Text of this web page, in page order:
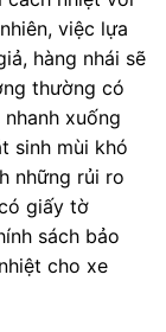
việc lựa
hàng nhái sẽ
thường có
xuống
sinh mùi khó
những rủi ro
giấy tờ
sách bảo
cho xe